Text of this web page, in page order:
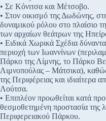
• Σε Κόνιτσα και Μέτσοβο.
• Στον οικισμό της Δωδώνης,
δυναμικού ρόλου στο πλαίσιο
των αρχαίων θεάτρων της
• Ειδικά Χωρικά Σχέδια
περιοχή των Ιωαννίνων
Πάρκο της Λίμνης, το Πάρκο
Λιμνοπούλας – Μάτσικα),
της Περιφέρειας και ιδιαίτερα
Λούτσα.
• Επιπλέον προωθείται κατά
θεσμοθετημένη προστασία της
Περιφερειακού Πάρκου.